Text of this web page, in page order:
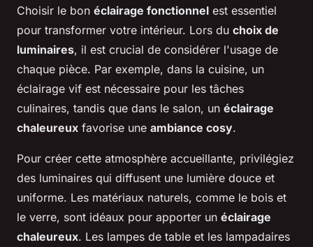
Choisir le bon éclairage fonctionnel est essentiel
pour transformer votre intérieur. Lors du choix de
luminaires, il est crucial de considérer l'usage de
chaque pièce. Par exemple, dans la cuisine, un
éclairage vif est nécessaire pour les tâches
culinaires, tandis que dans le salon, un éclairage
chaleureux favorise une ambiance cosy.
Pour créer cette atmosphère accueillante, privilégiez
des luminaires qui diffusent une lumière douce et
uniforme. Les matériaux naturels, comme le bois et
le verre, sont idéaux pour apporter un éclairage
chaleureux. Les lampes de table et les lampadaires